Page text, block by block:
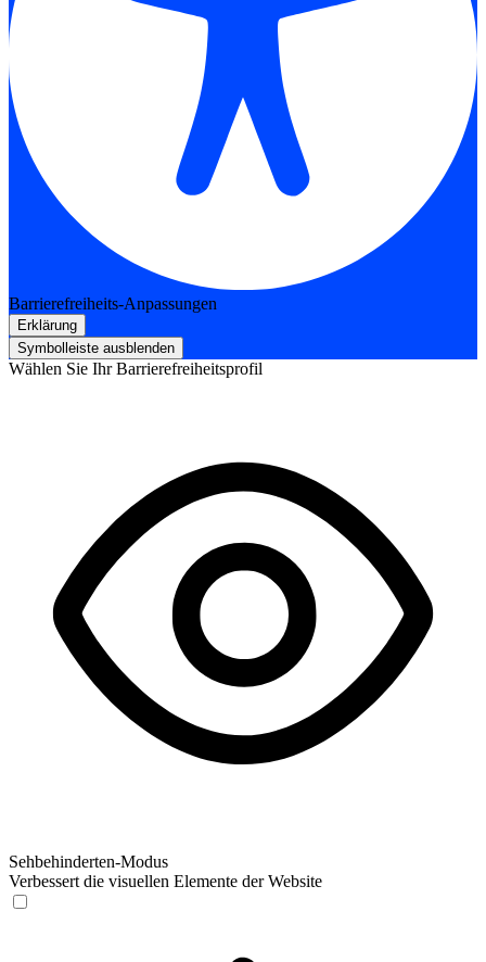
Barrierefreiheits-Anpassungen
Erklärung
Symbolleiste ausblenden
Wählen Sie Ihr Barrierefreiheitsprofil
Sehbehinderten-Modus
Verbessert die visuellen Elemente der Website